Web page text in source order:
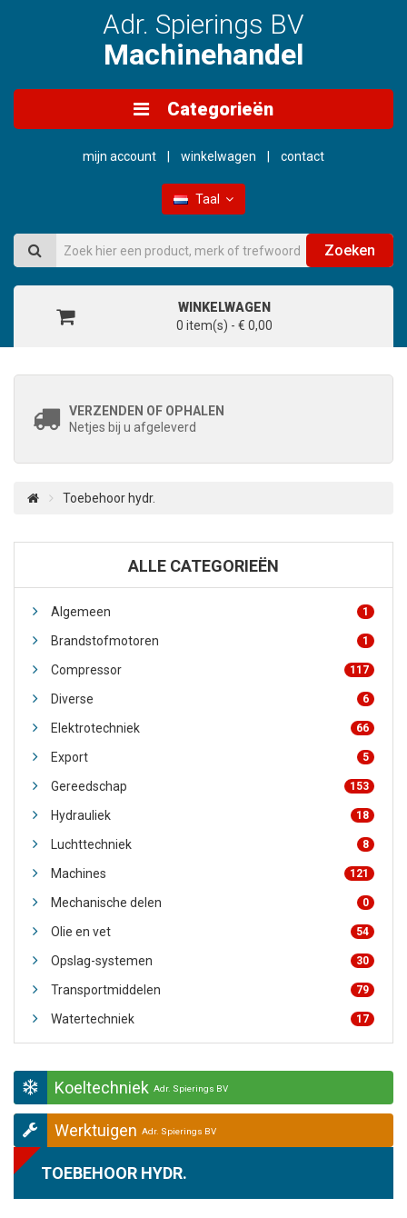
Adr. Spierings BV
Machinehandel
Categorieën
mijn account winkelwagen contact
Taal
Zoeken
WINKELWAGEN
0 item(s) - € 0,00
VERZENDEN OF OPHALEN
Netjes bij u afgeleverd
Toebehoor hydr.
ALLE CATEGORIEËN
Algemeen 1
Brandstofmotoren 1
Compressor 117
Diverse 6
Elektrotechniek 66
Export 5
Gereedschap 153
Hydrauliek 18
Luchttechniek 8
Machines 121
Mechanische delen 0
Olie en vet 54
Opslag-systemen 30
Transportmiddelen 79
Watertechniek 17
Koeltechniek Adr. Spierings BV
Werktuigen Adr. Spierings BV
TOEBEHOOR HYDR.